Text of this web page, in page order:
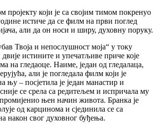
пројекту који је са својим тимом покренуо
истиче да се филм на први поглед
али да он носи и ширу, духовну поруку.
Твоја и непослушност моја“ у току
истините и упечатљиве приче које
на гледаоце. Наиме, један од гледалаца,
али је погледала филм који је
њу – посјетила је један манастир и
се срела са редитељем и испричала му
њен начин живота. Бранка је
од карцинома и сјединила се са
након свог духовног буђења.